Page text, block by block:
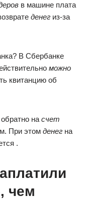
в машине плата
денег из-за
В Сбербанке
можно
квитанцию об
на счет
При этом денег на
.
чем